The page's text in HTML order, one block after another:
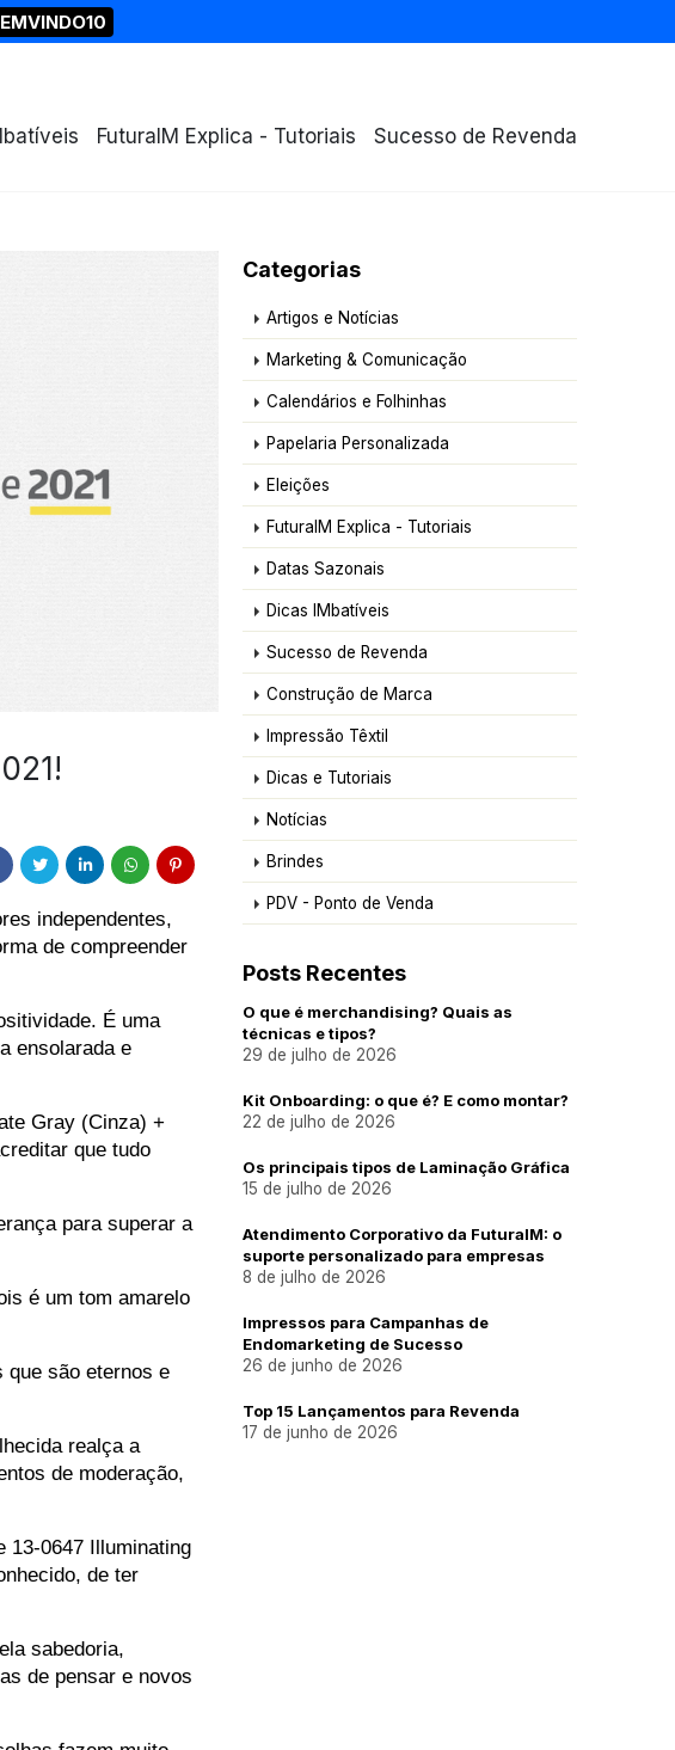
FuturaIM Explica - Tutoriais Sucesso de Revenda
independentes,
de compreender
É uma
ensolarada e
Gray (Cinza) +
que tudo
para superar a
é um tom amarelo
​​que são eternos e
realça a
de moderação,
13-0647 Illuminating
de ter
sabedoria,
de pensar e novos
Categorias
Artigos e Notícias
Marketing & Comunicação
Calendários e Folhinhas
Papelaria Personalizada
Eleições
FuturaIM Explica - Tutoriais
Datas Sazonais
Dicas IMbatíveis
Sucesso de Revenda
Construção de Marca
Impressão Têxtil
Dicas e Tutoriais
Notícias
Brindes
PDV - Ponto de Venda
Posts Recentes
O que é merchandising? Quais as
técnicas e tipos?
29 de julho de 2026
Kit Onboarding: o que é? E como montar?
22 de julho de 2026
Os principais tipos de Laminação Gráfica
15 de julho de 2026
Atendimento Corporativo da FuturaIM: o
suporte personalizado para empresas
8 de julho de 2026
Impressos para Campanhas de
Endomarketing de Sucesso
26 de junho de 2026
Top 15 Lançamentos para Revenda
17 de junho de 2026